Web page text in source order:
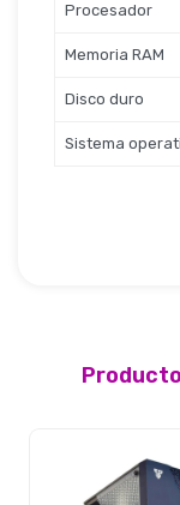
Procesador
Memoria RAM
Disco duro
Sistema